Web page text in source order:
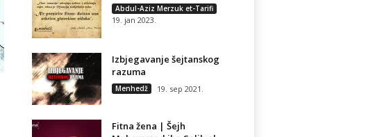
Abdul-Aziz Merzuk et-Tarifi
19. jan 2023.
Izbjegavanje šejtanskog
razuma
Menhedž 19. sep 2021.
Fitna žena | Šejh